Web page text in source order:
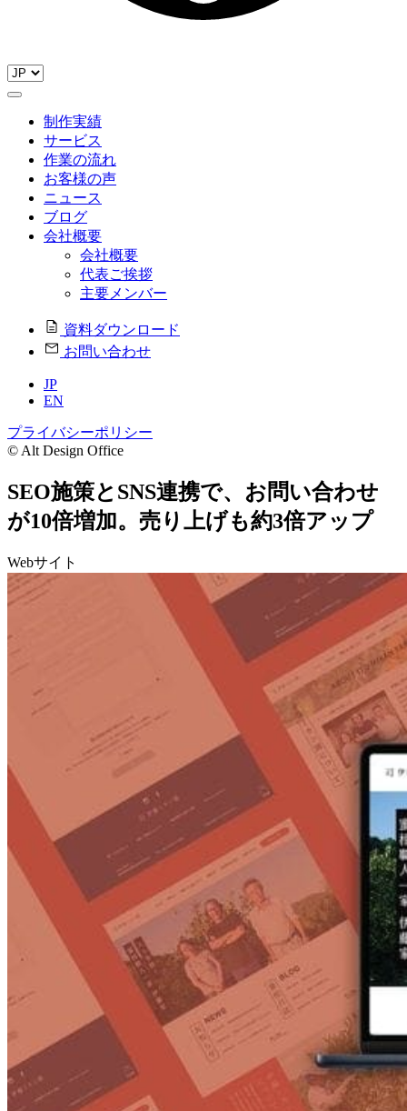
制作実績
サービス
作業の流れ
お客様の声
ニュース
ブログ
会社概要
会社概要
代表ご挨拶
主要メンバー
資料ダウンロード
お問い合わせ
JP
EN
プライバシーポリシー
© Alt Design Office
SEO施策とSNS連携で、お問い合わせ
が10倍増加。売り上げも約3倍アップ
Webサイト